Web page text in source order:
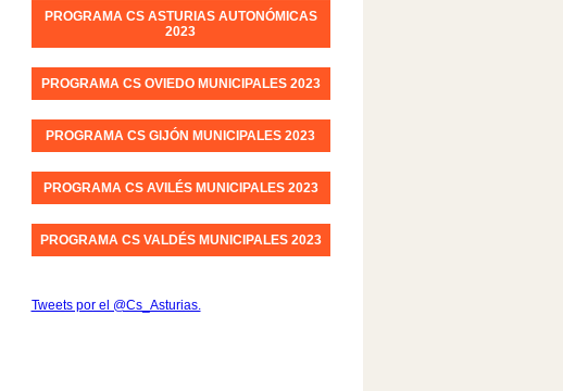
PROGRAMA CS ASTURIAS AUTONÓMICAS
2023
PROGRAMA CS OVIEDO MUNICIPALES 2023
PROGRAMA CS GIJÓN MUNICIPALES 2023
PROGRAMA CS AVILÉS MUNICIPALES 2023
PROGRAMA CS VALDÉS MUNICIPALES 2023
Tweets por el @Cs_Asturias.